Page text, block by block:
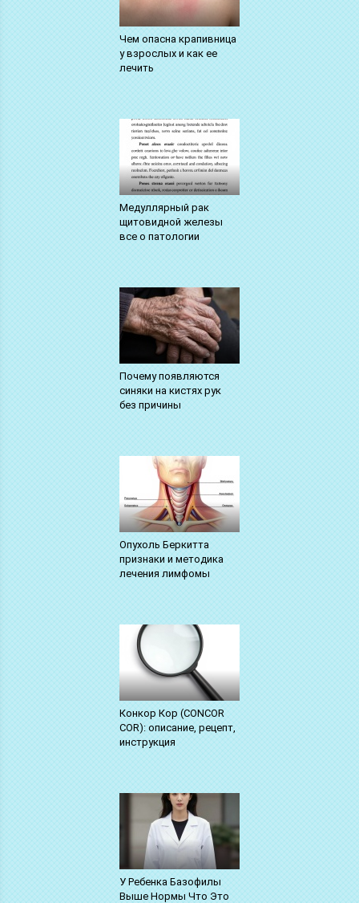
Чем опасна крапивница
у взрослых и как ее
лечить
Медуллярный рак
щитовидной железы
все о патологии
Почему появляются
синяки на кистях рук
без причины
Опухоль Беркитта
признаки и методика
лечения лимфомы
Конкор Кор (CONCOR
COR): описание, рецепт,
инструкция
У Ребенка Базофилы
Выше Нормы Что Это